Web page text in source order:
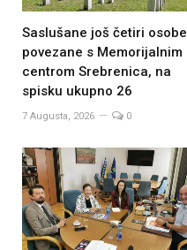
Saslušane još četiri osobe
povezane s Memorijalnim
centrom Srebrenica, na
spisku ukupno 26
7 Augusta, 2026 0